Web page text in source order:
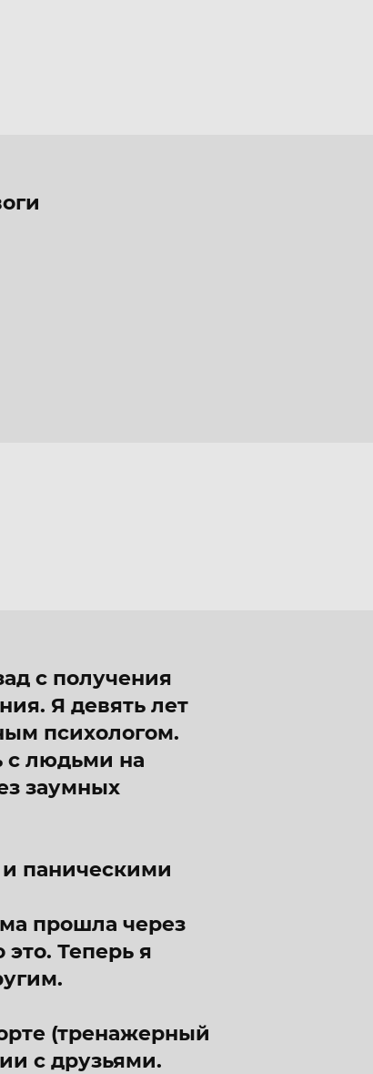
с получения
Я девять лет
психологом.
с людьми на
заумных
паническими
прошла через
Теперь я
(тренажерный
с друзьями.